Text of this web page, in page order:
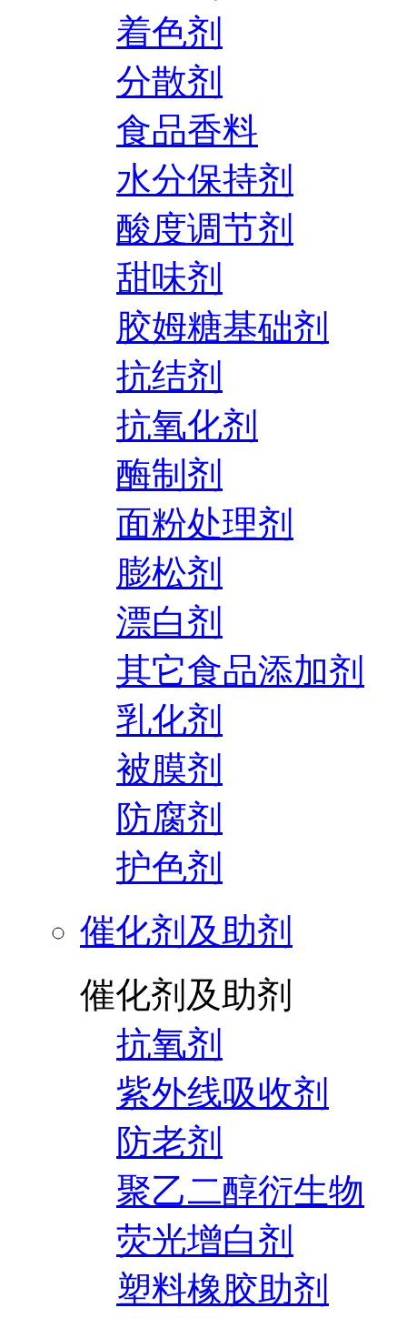
着色剂
分散剂
食品香料
水分保持剂
酸度调节剂
甜味剂
胶姆糖基础剂
抗结剂
抗氧化剂
酶制剂
面粉处理剂
膨松剂
漂白剂
其它食品添加剂
乳化剂
被膜剂
防腐剂
护色剂
催化剂及助剂
催化剂及助剂
抗氧剂
紫外线吸收剂
防老剂
聚乙二醇衍生物
荧光增白剂
塑料橡胶助剂